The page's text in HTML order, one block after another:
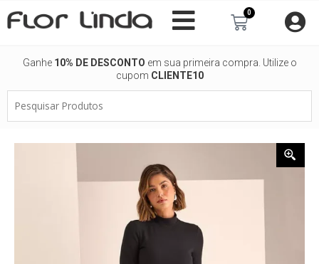
para
0
Carrinho
Ganhe 10% DE DESCONTO em sua primeira compra. Utilize o
cupom CLIENTE10
Produtos